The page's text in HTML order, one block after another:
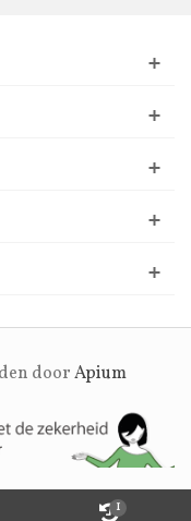
doorApium
1